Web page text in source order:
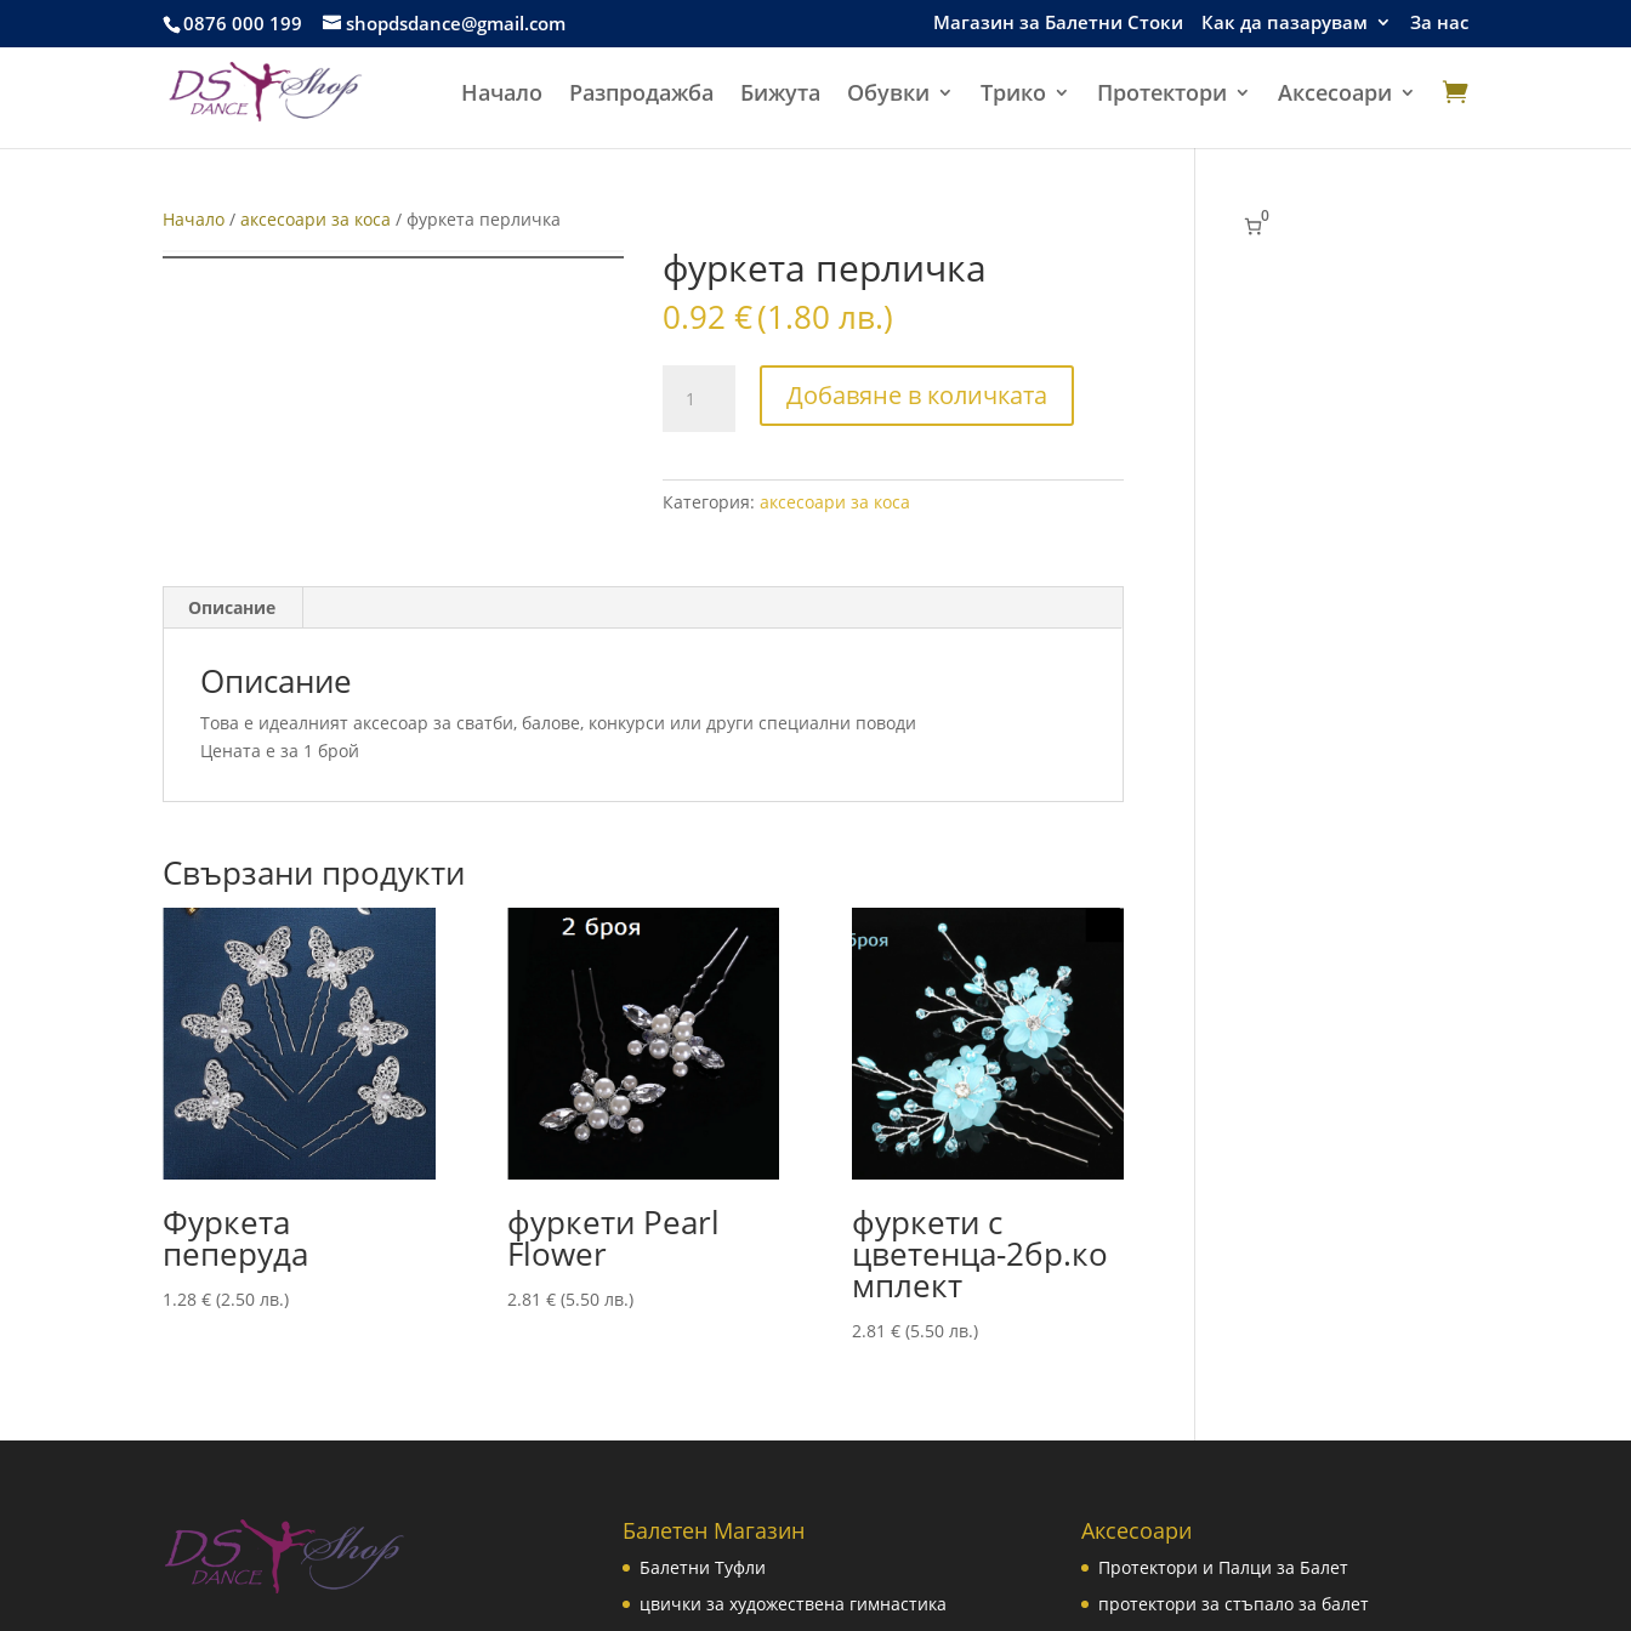
0876 000 199 shopdsdance@gmail.com Магазин за Балетни Стоки Как да пазарувам За нас
Начало Разпродажба Бижута Обувки Трико Протектори Аксесоари 
Начало /аксесоари за коса / фуркета перличка
фуркета перличка
0.92€(1.80 лв.)
Добавяне в количката
Категория:аксесоари за коса
Описание
Описание
Това е идеалният аксесоар за сватби, балове, конкурси или други специални поводи
Цената е за 1 брой
Свързани продукти
Фуркета
пеперуда
1.28€ (2.50 лв.)
фуркети Pearl
Flower
2.81 € (5.50 лв.)
фуркети с
цветенца-2бр.ко
мплект
2.81 € (5.50 лв.)
0
Балетен Магазин
Балетни Туфли
цвички за художествена гимнастика
Аксесоари
Протектори и Палци за Балет
протектори за стъпало за балет